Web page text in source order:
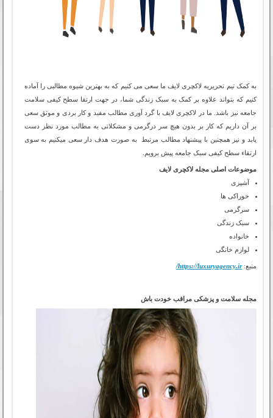
به کمک تیم تحریریه لاکچری لایف ما سعی می کنیم که به بهترین شیوه مطالبی را آماده
کنیم که بتواند علاوه بر کمک به سبک زندگی شما، در جهت ارتقا سطح کیفی سلامت
جامعه نیز باشد. ما در لاکچری لایف با گرد آوری مطالب مفید و کار بردی و موثق سعی
بر آن داریم که کار بر بدون هیچ سر درگرمی و مشکلاتی به مطالب مورد نظر دست
یابد و نیز همچنین با پیشنهاد مطالب مرتبط به صورت هدف دار سعی میکنیم به سوی
ارتقاء سطح کیفی سبک جامعه پیش برویم.
موضوعات اصلی مجله لاکچری لایف
آشپزی
خوراکی ها
سرگرمی
سبک زندگی
خانواده
لوازم خانگی
منبع:https://luxuryagency.ir/
مجله سلامت و پزشکی مراقب خودت باش